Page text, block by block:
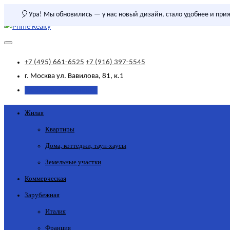
🎈 Ура! Мы обновились — у нас новый дизайн, стало удобнее и
+7 (495) 661-6525 +7 (916) 397-5545
г. Москва ул. Вавилова, 81, к.1
Жилая
Квартиры
Дома, коттеджи, таун-хаусы
Земельные участки
Коммерческая
Зарубежная
Италия
Франция